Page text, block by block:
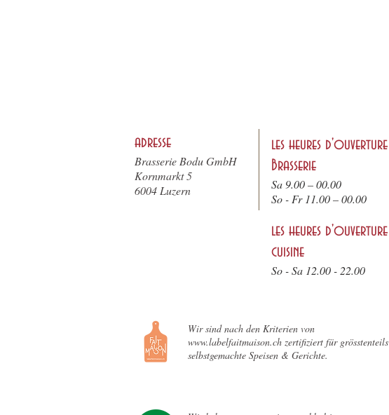
adresse
Brasserie Bodu GmbH
Kornmarkt 5
6004 Luzern
les heures d'ouverture
Brasserie
Sa 9.00 – 00.00
So - Fr 11.00 – 00.00
les heures d'ouverture
cuisine
So - Sa 12.00 - 22.00
Wir sind nach den Kriterien von
www.labelfaitmaison.ch zertifiziert für grösstenteils
selbstgemachte Speisen & Gerichte.